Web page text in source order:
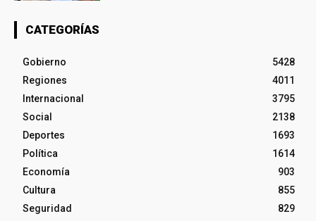
CATEGORÍAS
Gobierno
5428
Regiones
4011
Internacional
3795
Social
2138
Deportes
1693
Política
1614
Economía
903
Cultura
855
Seguridad
829